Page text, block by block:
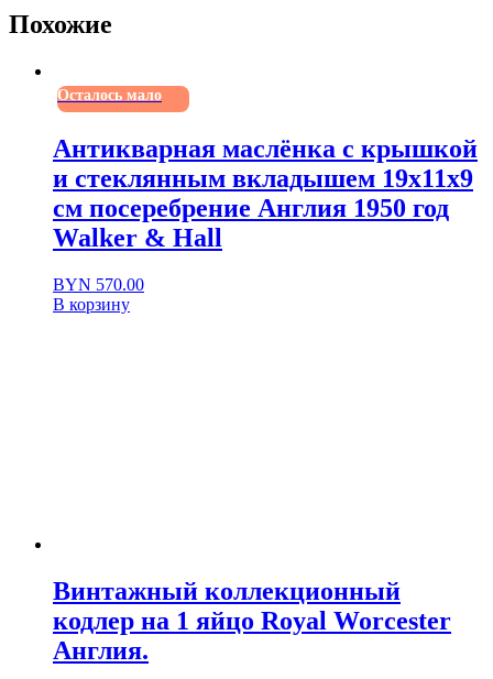
Похожие
Осталось мало
Антикварная маслёнка с крышкой
и стеклянным вкладышем 19х11х9
см посеребрение Англия 1950 год
Walker & Hall
BYN 570.00
В корзину
Винтажный коллекционный
кодлер на 1 яйцо Royal Worcester
Англия.